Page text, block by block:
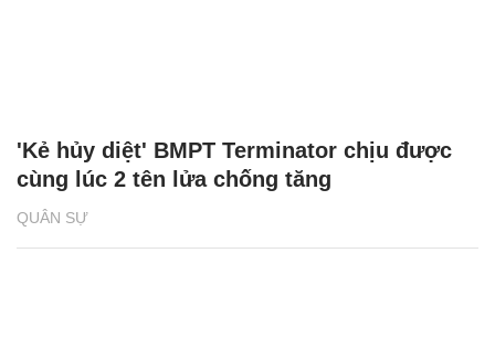
QUÂN SỰ
'Kẻ hủy diệt' BMPT Terminator chịu được
cùng lúc 2 tên lửa chống tăng